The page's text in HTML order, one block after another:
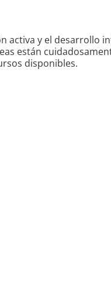
y el desarrollo
están
disponibles.